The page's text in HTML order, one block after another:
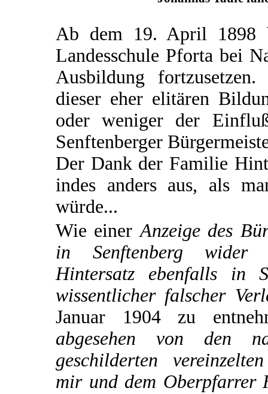
Ab dem 19. April 1898
Landesschule Pforta bei
Ausbildung
dieser eher elitären
oder weniger der
Senftenberger
Der Dank der Familie
indes anders aus, als
würde...
Wie einer Anzeige des
in Senftenberg wider
Hintersatz ebenfalls in
wissentlicher falscher
Januar 1904 zu
abgesehen von den
geschilderten
mir und dem Oberpfarrer